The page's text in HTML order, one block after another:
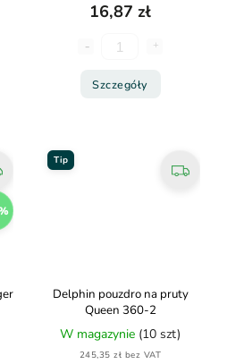
16,87 zł
Szczegóły
Tip
Delphin pouzdro na pruty
Queen 360-2
W magazynie (10 szt)
245,35 zł bez VAT